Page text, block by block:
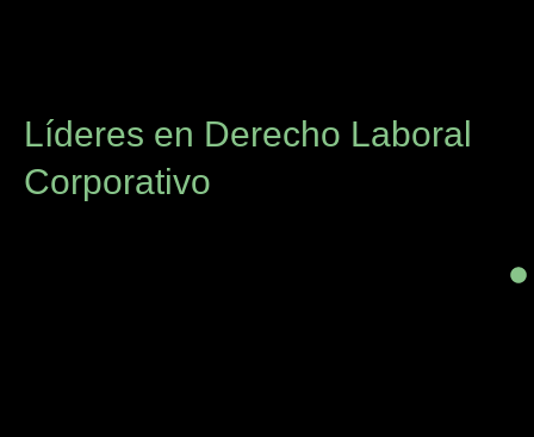
Líderes en Derecho Laboral
Corporativo